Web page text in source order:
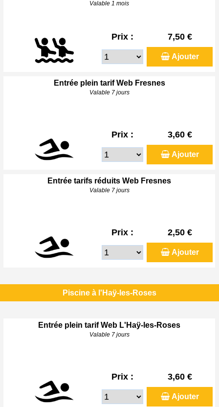
Valable 1 mois
Prix : 7,50 €
Ajouter
Entrée plein tarif Web Fresnes
Valable 7 jours
Prix : 3,60 €
Ajouter
Entrée tarifs réduits Web Fresnes
Valable 7 jours
Prix : 2,50 €
Ajouter
Piscine à l'Haÿ-les-Roses
Entrée plein tarif Web L'Haÿ-les-Roses
Valable 7 jours
Prix : 3,60 €
Ajouter